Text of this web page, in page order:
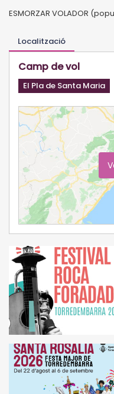
ESMORZAR VOLADOR
Localització
Camp de vol
El Pla de Santa Maria